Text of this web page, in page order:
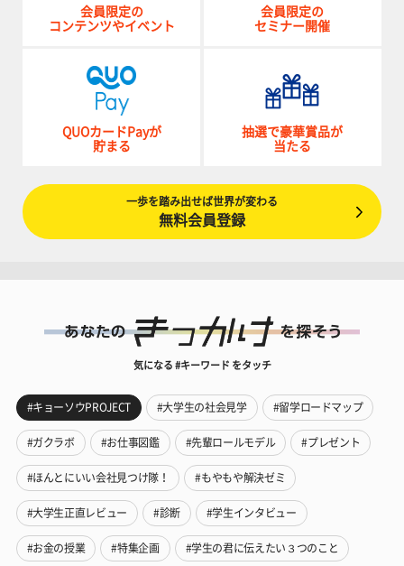
会員限定の
コンテンツやイベント
会員限定の
セミナー開催
QUOカードPayが
貯まる
抽選で豪華賞品が
当たる
一歩を踏み出せば世界が変わる
無料会員登録
気になる #キーワード をタッチ
#キョーソウPROJECT #大学生の社会見学 #留学ロードマップ
#ガクラボ #お仕事図鑑 #先輩ロールモデル #プレゼント
#ほんとにいい会社見つけ隊！ #もやもや解決ゼミ
#大学生正直レビュー #診断 #学生インタビュー
#お金の授業 #特集企画 #学生の君に伝えたい３つのこと